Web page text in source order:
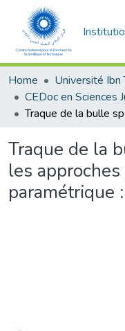
Home
Traque de la
les
paramétrique